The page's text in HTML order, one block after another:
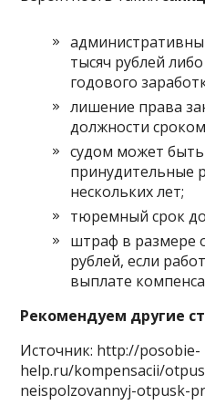
тысяч рублей
годового
лишение права
должности
судом может
принудительные
нескольких лет;
тюремный срок
штраф в размере
рублей, если
выплате
Рекомендуем другие
Источник: http://posobie-
help.ru/kompensacii/
neispolzovannyj-otpusk-